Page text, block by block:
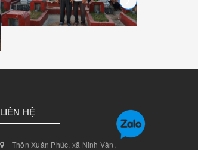
LIÊN HỆ
Thôn Xuân Phúc, xã Ninh Vân,